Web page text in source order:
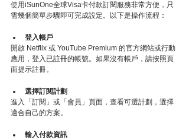
使用iSunOne全球Visa卡付款訂閱服務非常方便，只
需幾個簡單步驟即可完成設定。以下是操作流程：
登入帳戶
開啟 Netflix 或 YouTube Premium 的官方網站或行動
應用，登入已註冊的帳號。如果沒有帳戶，請按照頁
面提示註冊。
選擇訂閱計劃
進入「訂閱」或「會員」頁面，查看可選計劃，選擇
適合自己的方案。
輸入付款資訊